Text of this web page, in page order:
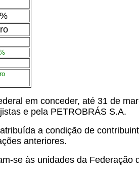
em conceder, até 31 de
e pela PETROBRÁS S.A.
a condição de
anteriores.
se às unidades da